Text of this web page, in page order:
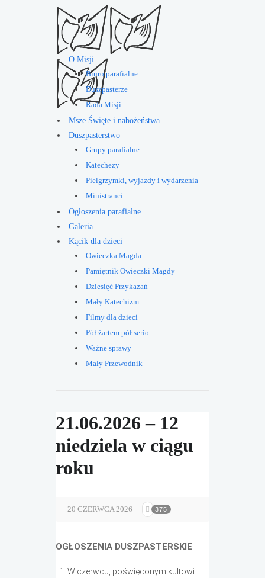
O Misji
Biuro parafialne
Duszpasterze
Rada Misji
Msze Święte i nabożeństwa
Duszpasterstwo
Grupy parafialne
Katechezy
Pielgrzymki, wyjazdy i wydarzenia
Ministranci
Ogłoszenia parafialne
Galeria
Kącik dla dzieci
Owieczka Magda
Pamiętnik Owieczki Magdy
Dziesięć Przykazań
Mały Katechizm
Filmy dla dzieci
Pół żartem pół serio
Ważne sprawy
Mały Przewodnik
21.06.2026 – 12
niedziela w ciągu
roku
20 CZERWCA 2026 375
OGŁOSZENIA DUSZPASTERSKIE
W czerwcu, poświęconym kultowi